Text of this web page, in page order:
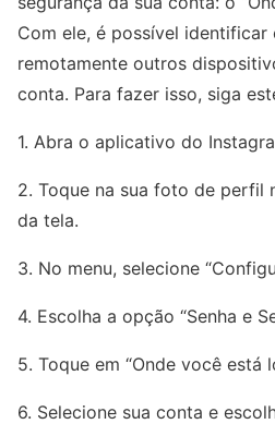
Com ele, é possível identificar
remotamente outros
conta. Para fazer isso, siga
1. Abra o aplicativo do
2. Toque na sua foto de perfil
da tela.
3. No menu, selecione
4. Escolha a opção “Senha e
5. Toque em “Onde você está
6. Selecione sua conta e